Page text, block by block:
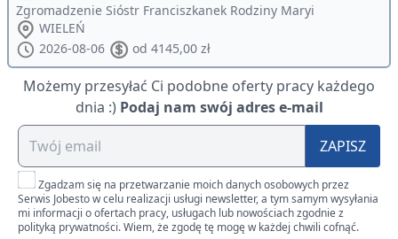
Zgromadzenie Sióstr Franciszkanek Rodziny Maryi
WIELEŃ
2026-08-06
od 4145,00 zł
Możemy przesyłać Ci podobne oferty pracy każdego
dnia :) Podaj nam swój adres e-mail
ZAPISZ
Zgadzam się na przetwarzanie moich danych osobowych przez
Serwis Jobesto w celu realizacji usługi newsletter, a tym samym wysyłania
mi informacji o ofertach pracy, usługach lub nowościach zgodnie z
polityką prywatności. Wiem, że zgodę tę mogę w każdej chwili cofnąć.